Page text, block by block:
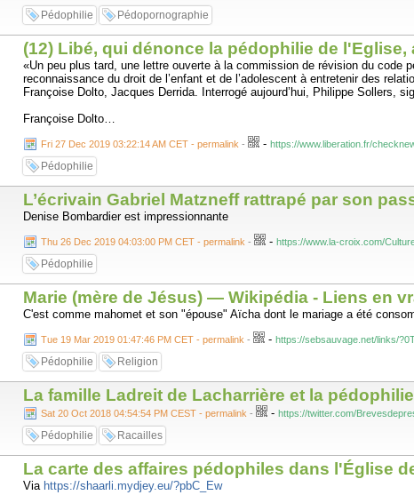
Pédophilie Pédopornographie
(12) Libé, qui dénonce la pédophilie de
«Un peu plus tard, une lettre ouverte à la commission de révision du code
reconnaissance du droit de l’enfant et de l’adolescent à entretenir des
Françoise Dolto, Jacques Derrida. Interrogé aujourd’hui, Philippe Sollers,
Françoise Dolto…
Fri 27 Dec 2019 03:22:14 AM CET - permalink - - https://www.liberation.fr/
Pédophilie
L’écrivain Gabriel Matzneff rattrapé par son
Denise Bombardier est impressionnante
Thu 26 Dec 2019 04:03:00 PM CET - permalink - - https://www.la-croix.com/
Pédophilie
Marie (mère de Jésus) — Wikipédia - Liens en
C'est comme mahomet et son "épouse" Aïcha dont le mariage a été
Tue 19 Mar 2019 01:47:46 PM CET - permalink - - https://sebsauvage.net/links/
Pédophilie Religion
La famille Ladreit de Lacharrière et la pédophilie
Sat 20 Oct 2018 04:54:54 PM CEST - permalink - - https://twitter.com/
Pédophilie Racailles
La carte des affaires pédophiles dans l'Église
Via https://shaarli.mydjey.eu/?pbC_Ew